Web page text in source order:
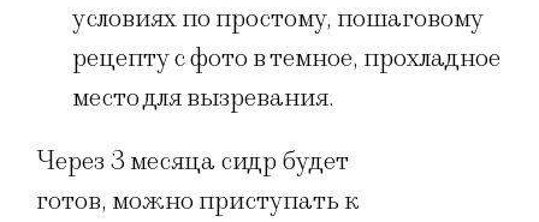
условиях по простому, пошаговому
рецепту с фото в темное, прохладное
место для вызревания.
Через 3 месяца сидр будет
готов, можно приступать к